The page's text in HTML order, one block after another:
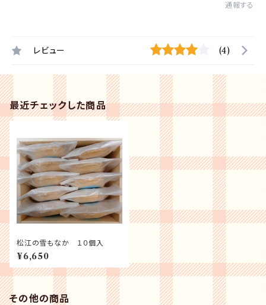
通報する
レビュー (4)
最近チェックした商品
松江の雪もなか １０個入
¥6,650
その他の商品